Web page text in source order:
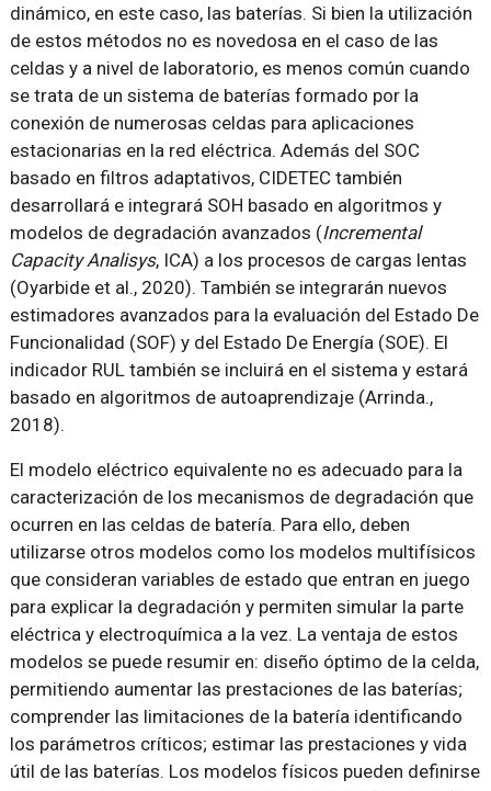
dinámico, en este caso, las baterías. Si bien la utilización
de estos métodos no es novedosa en el caso de las
celdas y a nivel de laboratorio, es menos común cuando
se trata de un sistema de baterías formado por la
conexión de numerosas celdas para aplicaciones
estacionarias en la red eléctrica. Además del SOC
basado en filtros adaptativos, CIDETEC también
desarrollará e integrará SOH basado en algoritmos y
modelos de degradación avanzados (Incremental
Capacity Analisys, ICA) a los procesos de cargas lentas
(Oyarbide et al., 2020). También se integrarán nuevos
estimadores avanzados para la evaluación del Estado De
Funcionalidad (SOF) y del Estado De Energía (SOE). El
indicador RUL también se incluirá en el sistema y estará
basado en algoritmos de autoaprendizaje (Arrinda.,
2018).
El modelo eléctrico equivalente no es adecuado para la
caracterización de los mecanismos de degradación que
ocurren en las celdas de batería. Para ello, deben
utilizarse otros modelos como los modelos multifísicos
que consideran variables de estado que entran en juego
para explicar la degradación y permiten simular la parte
eléctrica y electroquímica a la vez. La ventaja de estos
modelos se puede resumir en: diseño óptimo de la celda,
permitiendo aumentar las prestaciones de las baterías;
comprender las limitaciones de la batería identificando
los parámetros críticos; estimar las prestaciones y vida
útil de las baterías. Los modelos físicos pueden definirse